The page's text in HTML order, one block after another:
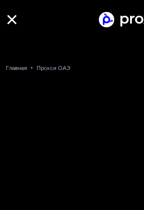
Главная Прокси ОАЭ